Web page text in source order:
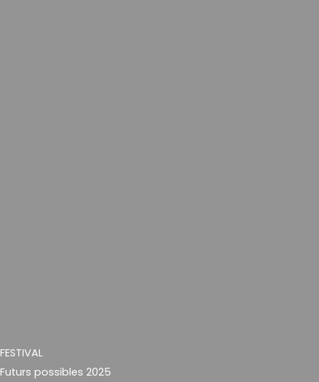
FESTIVAL
Futurs possibles 2025